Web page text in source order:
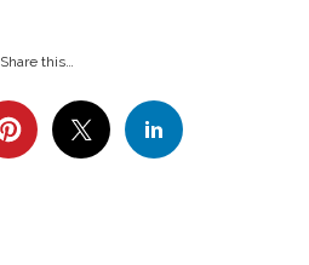
Share this…